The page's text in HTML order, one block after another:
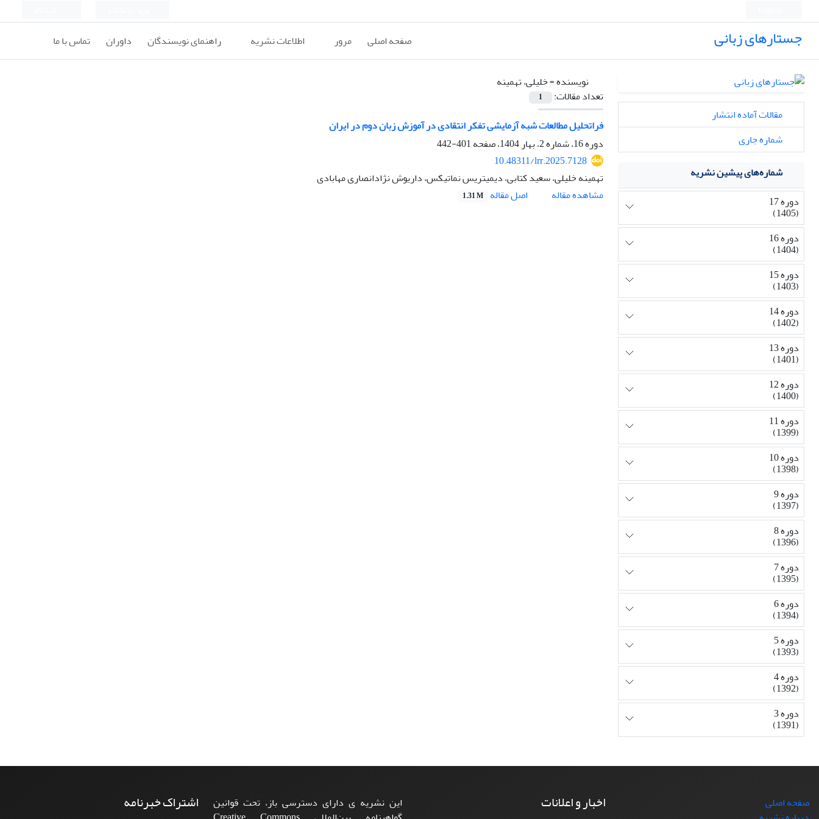
جستارهای زبانی صفحه اصلی مرور اطلاعات نشریه راهنمای نویسندگان داوران تماس با ما
نویسنده =خلیلی، تهمینه
تعداد مقالات:
1
فراتحلیل مطالعات شبه آزمایشی تفکر انتقادی در آموزش زبان دوم در ایران
دوره 16، شماره 2، بهار 1404، صفحه
401-442
10.48311/lrr.2025.7128
تهمینه خلیلی، سعید کتابی، دیمیتریس نماتیکس، داریوش نژادانصاری مهابادی
مشاهده مقاله
اصل مقاله 1.31 M
مقالات آماده انتشار
شماره جاری
شماره‌های پیشین نشریه
دوره 17
(1405)
دوره 16
(1404)
دوره 15
(1403)
دوره 14
(1402)
دوره 13
(1401)
دوره 12
(1400)
دوره 11
(1399)
دوره 10
(1398)
دوره 9
(1397)
دوره 8
(1396)
دوره 7
(1395)
دوره 6
(1394)
دوره 5
(1393)
دوره 4
(1392)
دوره 3
(1391)
صفحه اصلی
اخبار و اعلانات
این نشریه ی دارای دسترسی باز، تحت قوانین
اشتراک خبرنامه